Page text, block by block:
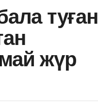
туған
жүр